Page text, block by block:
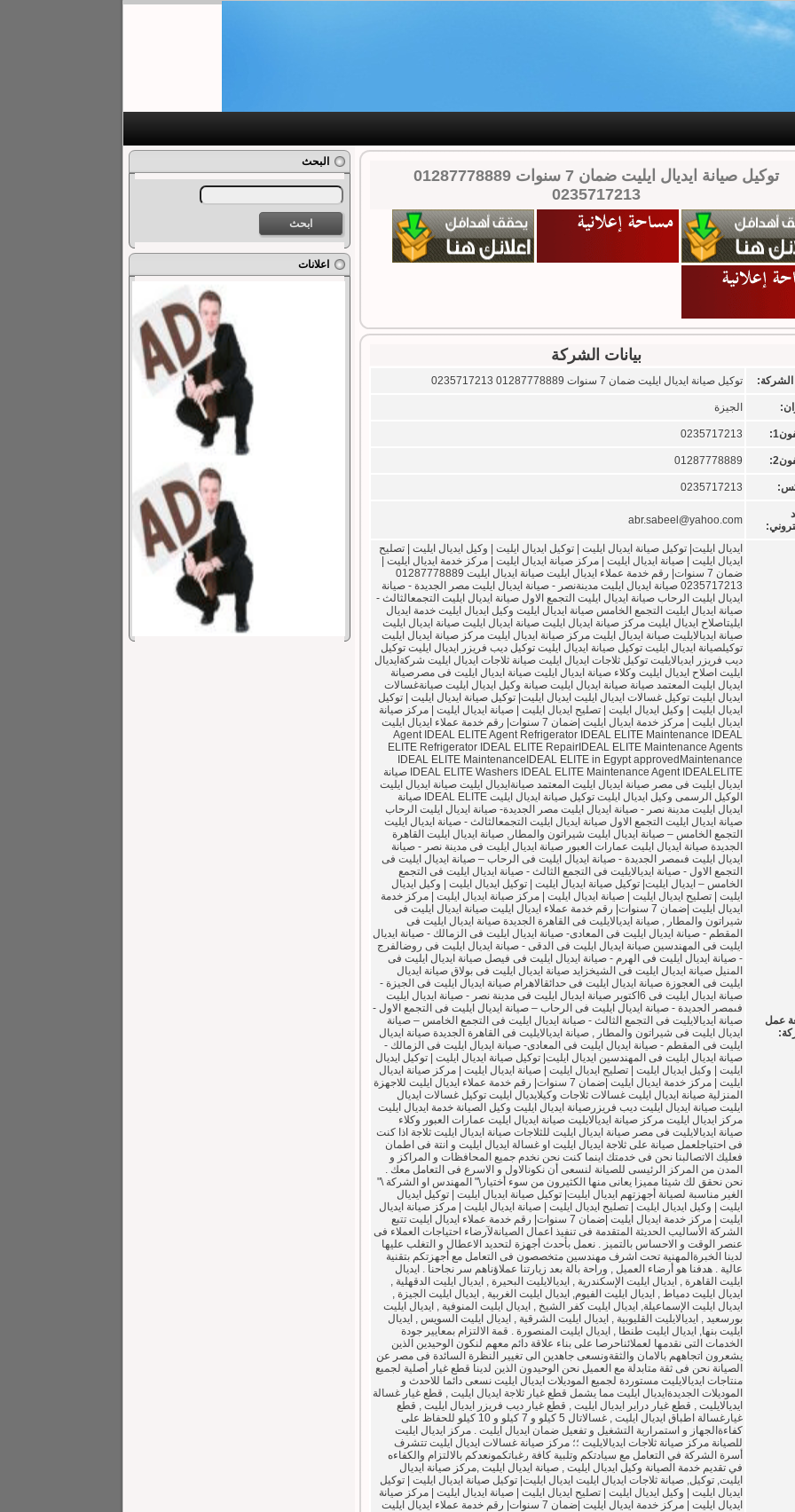
توكيل صيانة ايديال ايليت ضمان 7 سنوات 01287778889
0235717213
بيانات الشركة
توكيل صيانة ايديال ايليت ضمان 7 سنوات 01287778889 0235717213
الجيزة
0235717213
01287778889
0235717213
abr.sabeel@yahoo.com
عمل
ايديال ايليت| توكيل صيانة ايديال ايليت | توكيل ايديال ايليت | وكيل ايديال ايليت | تصليح
ايديال ايليت | صيانة ايديال ايليت | مركز صيانة ايديال ايليت | مركز خدمة ايديال ايليت |
ضمان 7 سنوات| رقم خدمة عملاء ايديال ايليت صيانة ايديال ايليت 01287778889
0235717213 صيانة ايديال ايليت مدينةنصر - صيانة ايديال ايليت مصر الجديدة - صيانة
ايديال ايليت الرحاب صيانة ايديال ايليت التجمع الاول صيانة ايديال ايليت التجمعالثالث -
صيانة ايديال ايليت التجمع الخامس صيانة ايديال ايليت وكيل ايديال ايليت خدمة ايديال
ايليتاصلاح ايديال ايليت مركز صيانة ايديال ايليت صيانة ايديال ايليت صيانة ايديال ايليت
صيانة ايديالايليت صيانة ايديال ايليت مركز صيانة ايديال ايليت مركز صيانة ايديال ايليت
توكيلصيانة ايديال ايليت توكيل صيانة ايديال ايليت توكيل ديب فريزر ايديال ايليت توكيل
ديب فريزر ايديالايليت توكيل ثلاجات ايديال ايليت صيانة ثلاجات ايديال ايليت شركةايديال
ايليت اصلاح ايديال ايليت وكلاء صيانة ايديال ايليت صيانة ايديال ايليت فى مصرصيانة
ايديال ايليت المعتمد صيانة صيانة ايديال ايليت صيانة وكيل ايديال ايليت صيانةغسالات
ايديال ايليت توكيل غسالات ايديال ايليت ايديال ايليت| توكيل صيانة ايديال ايليت | توكيل
ايديال ايليت | وكيل ايديال ايليت | تصليح ايديال ايليت | صيانة ايديال ايليت | مركز صيانة
ايديال ايليت | مركز خدمة ايديال ايليت |ضمان 7 سنوات| رقم خدمة عملاء ايديال ايليت
Agent IDEAL ELITE Agent Refrigerator IDEAL ELITE Maintenance IDEAL
ELITE Refrigerator IDEAL ELITE RepairIDEAL ELITE Maintenance Agents
IDEAL ELITE MaintenanceIDEAL ELITE in Egypt approvedMaintenance
IDEAL ELITE Washers IDEAL ELITE Maintenance Agent IDEALELITE صيانة
ايديال ايليت فى مصر صيانة ايديال ايليت المعتمد صيانةايديال ايليت صيانة ايديال ايليت
الوكيل الرسمى وكيل ايديال ايليت توكيل صيانة ايديال ايليت IDEAL ELITE صيانة
ايديال ايليت مدينة نصر - صيانة ايديال ايليت مصر الجديدة- صيانة ايديال ايليت الرحاب
صيانة ايديال ايليت التجمع الاول صيانة ايديال ايليت التجمعالثالث - صيانة ايديال ايليت
التجمع الخامس – صيانة ايديال ايليت شيراتون والمطار, صيانة ايديال ايليت القاهرة
الجديدة صيانة ايديال ايليت عمارات العبور صيانة ايديال ايليت فى مدينة نصر - صيانة
ايديال ايليت فىمصر الجديدة - صيانة ايديال ايليت فى الرحاب – صيانة ايديال ايليت فى
التجمع الاول - صيانة ايديالايليت فى التجمع الثالث - صيانة ايديال ايليت فى التجمع
الخامس – ايديال ايليت| توكيل صيانة ايديال ايليت | توكيل ايديال ايليت | وكيل ايديال
ايليت | تصليح ايديال ايليت | صيانة ايديال ايليت | مركز صيانة ايديال ايليت | مركز خدمة
ايديال ايليت |ضمان 7 سنوات| رقم خدمة عملاء ايديال ايليت صيانة ايديال ايليت فى
شيراتون والمطار , صيانة ايديالايليت فى القاهرة الجديدة صيانة ايديال ايليت فى
المقطم - صيانة ايديال ايليت فى المعادى- صيانة ايديال ايليت فى الزمالك - صيانة ايديال
ايليت فى المهندسين صيانة ايديال ايليت فى الدقى - صيانة ايديال ايليت فى روضالفرج
- صيانة ايديال ايليت فى الهرم - صيانة ايديال ايليت فى فيصل صيانة ايديال ايليت فى
المنيل صيانة ايديال ايليت فى الشيخزايد صيانة ايديال ايليت فى بولاق صيانة ايديال
ايليت فى العجوزة صيانة ايديال ايليت فى حدائقالاهرام صيانة ايديال ايليت فى الجيزة -
صيانة ايديال ايليت فى 6اكتوبر صيانة ايديال ايليت فى مدينة نصر - صيانة ايديال ايليت
فىمصر الجديدة - صيانة ايديال ايليت فى الرحاب – صيانة ايديال ايليت فى التجمع الاول -
صيانة ايديالايليت فى التجمع الثالث - صيانة ايديال ايليت فى التجمع الخامس – صيانة
ايديال ايليت فى شيراتون والمطار , صيانة ايديالايليت فى القاهرة الجديدة صيانة ايديال
ايليت فى المقطم - صيانة ايديال ايليت فى المعادى- صيانة ايديال ايليت فى الزمالك -
صيانة ايديال ايليت فى المهندسين ايديال ايليت| توكيل صيانة ايديال ايليت | توكيل ايديال
ايليت | وكيل ايديال ايليت | تصليح ايديال ايليت | صيانة ايديال ايليت | مركز صيانة ايديال
ايليت | مركز خدمة ايديال ايليت |ضمان 7 سنوات| رقم خدمة عملاء ايديال ايليت للاجهزة
المنزلية صيانة ايديال ايليت غسالات ثلاجات وكيلايديال ايليت توكيل غسالات ايديال
ايليت صيانة ايديال ايليت ديب فريزرصيانة ايديال ايليت وكيل الصيانة خدمة ايديال ايليت
مركز ايديال ايليت مركز صيانة ايديالايليت صيانة ايديال ايليت عمارات العبور وكلاء
صيانة ايديالايليت فى مصر صيانة ايديال ايليت للثلاجات صيانة ايديال ايليت ثلاجة اذا كنت
فى احتياجلعمل صيانة على ثلاجة ايديال ايليت او غسالة ايديال ايليت و انتة فى اطمان
فعليك الاتصالبنا نحن فى خدمتك اينما كنت نحن نخدم جميع المحافظات و المراكز و
المدن من المركز الرئيسى للصيانة لنسعى أن نكونالاول و الاسرع فى التعامل معك .
نحن نحقق لك شيئا مميزا يعانى منها الكثيرون من سوء أختيار\" المهندس او الشركة \"
الغير مناسبة لصيانة أجهزتهم ايديال ايليت| توكيل صيانة ايديال ايليت | توكيل ايديال
ايليت | وكيل ايديال ايليت | تصليح ايديال ايليت | صيانة ايديال ايليت | مركز صيانة ايديال
ايليت | مركز خدمة ايديال ايليت |ضمان 7 سنوات| رقم خدمة عملاء ايديال ايليت تتبع
الشركة الأساليب الحديثة المتقدمة فى تنفيذ اعمال الصيانةلآرضاء احتياجات العملاء فى
عنصر الوقت و الاحساس بالتميز . نعمل بأحدث أجهزة لتحديد الاعطال و التغلب عليها
لدينا الخبرةالمهنية تحت اشرف مهندسين متخصصون فى التعامل مع أجهزتكم بتقنية
عالية . هدفنا هو أرضاء العميل , وراحة بالة بعد زيارتنا عملاؤناهم سر نجاحنا . ايديال
ايليت القاهرة , ايديال ايليت الإسكندرية , ايديالايليت البحيرة , ايديال ايليت الدقهلية ,
ايديال ايليت دمياط , ايديال ايليت الفيوم, ايديال ايليت الغربية , ايديال ايليت الجيزة ,
ايديال ايليت الإسماعيلة, ايديال ايليت كفر الشيخ , ايديال ايليت المنوفية , ايديال ايليت
بورسعيد , ايديالايليت القليوبية , ايديال ايليت الشرقية , ايديال ايليت السويس , ايديال
ايليت بنها, ايديال ايليت طنطا , ايديال ايليت المنصورة . قمة الالتزام بمعايير جودة
الخدمات التى نقدمها لعملائناحرصا على بناء علاقة دائم معهم لنكون الوحيدين الذين
يشعرون اتجاههم بالامان والثقةونسعى جاهدين الى تغيير النظرة السائدة فى مصر عن
الصيانة نحن فى ثقة متابدلة مع العميل نحن الوحيدون الذين لدينا قطع غيار أصلية لجميع
منتاجات ايديالايليت مستوردة لجميع الموديلات ايديال ايليت نسعى دائما للاحدث و
الموديلات الجديدةايديال ايليت مما يشمل قطع غيار ثلاجة ايديال ايليت , قطع غيار غسالة
ايديالايليت , قطع غيار دراير ايديال ايليت , قطع غيار ديب فريزر ايديال ايليت , قطع
غيارغسالة اطباق ايديال ايليت , غسالاتال 5 كيلو و 7 كيلو و 10 كيلو للحفاظ على
كفاءةالجهاز و استمرارية التشغيل و تفعيل ضمان ايديال ايليت . مركز ايديال ايليت
للصيانة مركز صيانة ثلاجات ايديالايليت ؛؛ مركز صيانة غسالات ايديال ايليت تتشرف
أسرة الشركة في التعامل مع سيادتكم وتلبية كافة رغباتكمونعدكم بالالتزام والكفاءه
في تقديم خدمة الصيانة وكيل ايديال ايليت , صيانة ايديال ايليت ,مركز صيانة ايديال
ايليت, توكيل, صيانة ثلاجات ايديال ايليت ايديال ايليت| توكيل صيانة ايديال ايليت | توكيل
ايديال ايليت | وكيل ايديال ايليت | تصليح ايديال ايليت | صيانة ايديال ايليت | مركز صيانة
ايديال ايليت | مركز خدمة ايديال ايليت |ضمان 7 سنوات| رقم خدمة عملاء ايديال ايليت
البحث
اعلانات